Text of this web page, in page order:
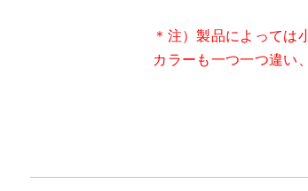
＊注）製品によっては
カラーも一つ一つ違い